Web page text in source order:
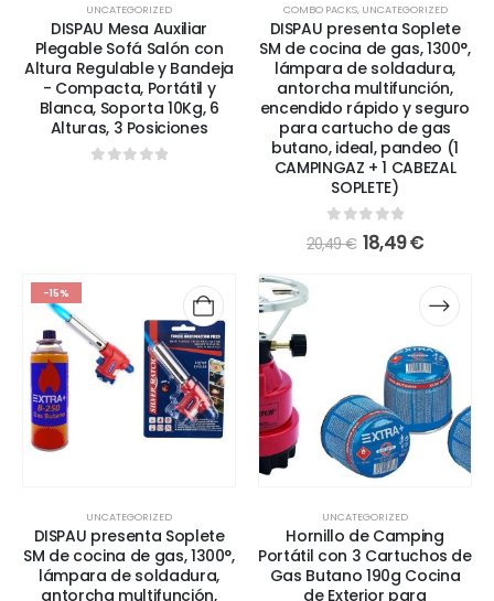
UNCATEGORIZED
DISPAU Mesa Auxiliar
Plegable Sofá Salón con
Altura Regulable y Bandeja
- Compacta, Portátil y
Blanca, Soporta 10Kg, 6
Alturas, 3 Posiciones
COMBO PACKS, UNCATEGORIZED
DISPAU presenta Soplete
SM de cocina de gas, 1300°,
lámpara de soldadura,
antorcha multifunción,
encendido rápido y seguro
para cartucho de gas
butano, ideal, pandeo (1
CAMPINGAZ + 1 CABEZAL
SOPLETE)
out of 5
20,49€ 18,49€
-15%
UNCATEGORIZED
DISPAU presenta Soplete
SM de cocina de gas, 1300°,
lámpara de soldadura,
antorcha multifunción,
UNCATEGORIZED
Hornillo de Camping
Portátil con 3 Cartuchos de
Gas Butano 190g Cocina
de Exterior para